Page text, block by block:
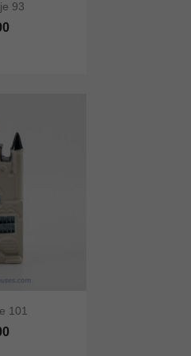
In winkelwagen
93
In winkelwagen
101